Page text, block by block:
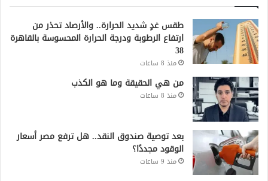
طقس غدٍ شديد الحرارة.. والأرصاد تحذر من
ارتفاع الرطوبة ودرجة الحرارة المحسوسة بالقاهرة
38
منذ 8 ساعات
من هي الحقيقة وما هو الكذب
منذ 8 ساعات
بعد توصية صندوق النقد.. هل ترفع مصر أسعار
الوقود مجددًا؟
منذ 9 ساعات